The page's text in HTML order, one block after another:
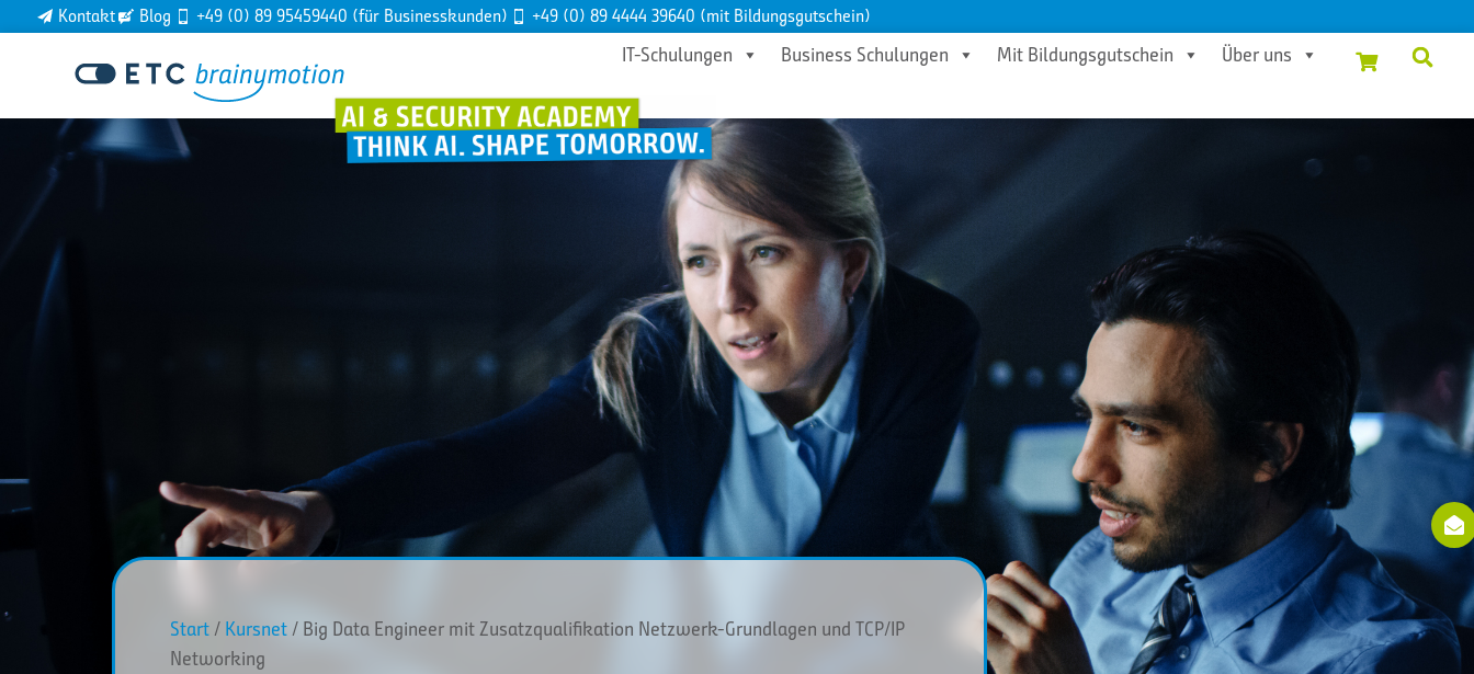
Kontakt Blog +49 (0) 89 95459440 (für Businesskunden) +49 (0) 89 4444 39640 (mit Bildungsgutschein)
IT-Schulungen Business Schulungen Mit Bildungsgutschein Über uns
Start / Kursnet/ Big Data Engineer mit Zusatzqualifikation Netzwerk-Grundlagen und TCP/IP
Networking